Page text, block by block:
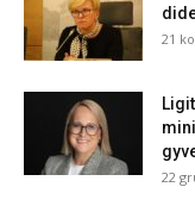
21
22